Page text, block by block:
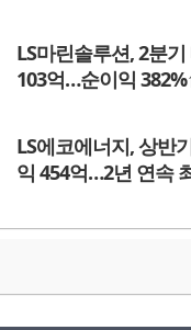
LS마린솔루션, 2분
103억…순이익
LS에코에너지, 상반
익 454억…2년 연속